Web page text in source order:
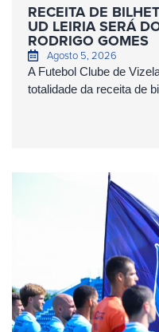
RECEITA DE
UD LEIRIA SERÁ
RODRIGO GOMES
Agosto 5, 2026
A Futebol Clube de
totalidade da receita de